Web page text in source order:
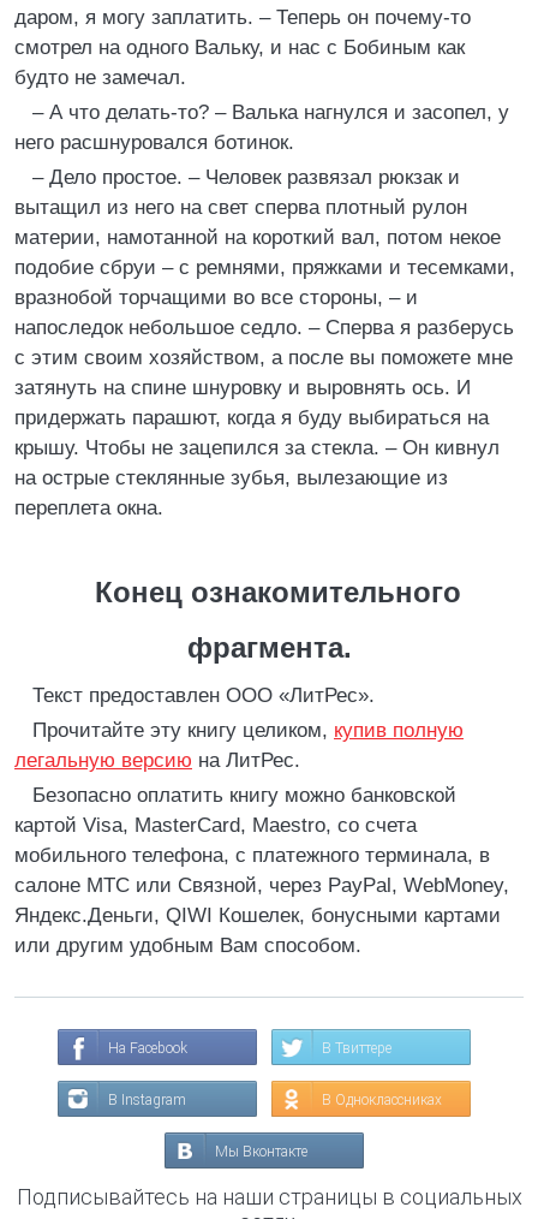
даром, я могу заплатить. – Теперь он почему-то
смотрел на одного Вальку, и нас с Бобиным как
будто не замечал.
– А что делать-то? – Валька нагнулся и засопел, у
него расшнуровался ботинок.
– Дело простое. – Человек развязал рюкзак и
вытащил из него на свет сперва плотный рулон
материи, намотанной на короткий вал, потом некое
подобие сбруи – с ремнями, пряжками и тесемками,
вразнобой торчащими во все стороны, – и
напоследок небольшое седло. – Сперва я разберусь
с этим своим хозяйством, а после вы поможете мне
затянуть на спине шнуровку и выровнять ось. И
придержать парашют, когда я буду выбираться на
крышу. Чтобы не зацепился за стекла. – Он кивнул
на острые стеклянные зубья, вылезающие из
переплета окна.
Конец ознакомительного
фрагмента.
Текст предоставлен ООО «ЛитРес».
Прочитайте эту книгу целиком, купив полную
легальную версию на ЛитРес.
Безопасно оплатить книгу можно банковской
картой Visa, MasterCard, Maestro, со счета
мобильного телефона, с платежного терминала, в
салоне МТС или Связной, через PayPal, WebMoney,
Яндекс.Деньги, QIWI Кошелек, бонусными картами
или другим удобным Вам способом.
На Facebook В Твиттере
В Instagram В Одноклассниках
Мы Вконтакте
Подписывайтесь на наши страницы в социальных